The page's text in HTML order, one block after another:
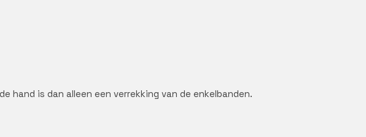
hand is dan alleen een verrekking van de enkelbanden.